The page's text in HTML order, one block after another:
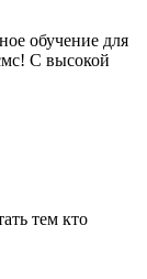
обучение для
С высокой
тем кто